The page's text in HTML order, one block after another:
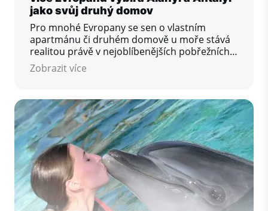
jako svůj druhý domov
Pro mnohé Evropany se sen o vlastním
apartmánu či druhém domově u moře stává
realitou právě v nejoblíbenějších pobřežních
regionech Turecka v Alanyi a Antalyi. Tato
města u Středozemního moře si získávají
slunečnímu podnebí během celého roku a
moderní infrastruktuře.
Zobrazit více